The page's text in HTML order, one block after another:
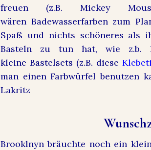
freuen (z.B. Mickey
wären Badewasserfarben zum
Spaß und nichts schöneres als
Basteln zu tun hat, wie z.b.
kleine Bastelsets (z.B. diese
man einen Farbwürfel benutzen
Lakritz
Brooklnyn bräuchte noch ein